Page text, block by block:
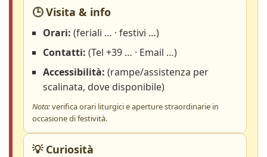
🕒 Visita & info
Orari: (feriali … · festivi …)
Contatti: (Tel +39 … · Email …)
Accessibilità: (rampe/assistenza per
scalinata, dove disponibile)
Nota:verifica orari liturgici e aperture straordinarie in
occasione di festività.
💡 Curiosità